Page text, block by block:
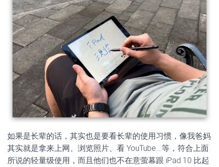
如果是长辈的话，其实也是要看长辈的使用习惯，像我爸妈
其实就是拿来上网、浏览照片、看 YouTube….等，符合上面
所说的轻量级使用，而且他们也不在意萤幕跟 iPad 10 比起